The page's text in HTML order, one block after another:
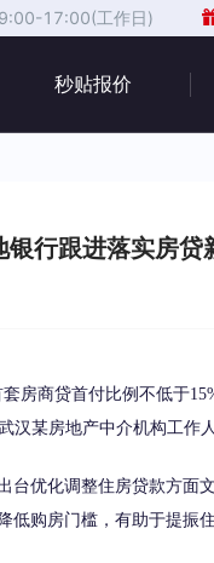
9:00-17:00(工作日)
秒贴报价
银行跟进落实房贷
商贷首付比例不低于
汉某房地产中介机构工作
优化调整住房贷款方面文
低购房门槛，有助于提振住